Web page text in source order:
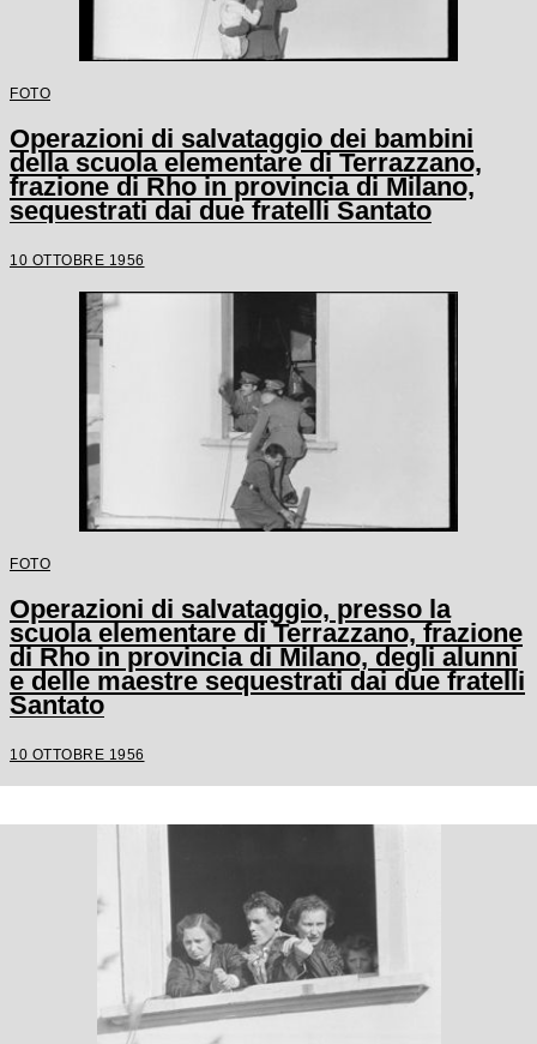
FOTO
Operazioni di salvataggio dei bambini
della scuola elementare di Terrazzano,
frazione di Rho in provincia di Milano,
sequestrati dai due fratelli Santato
10 OTTOBRE 1956
FOTO
Operazioni di salvataggio, presso la
scuola elementare di Terrazzano, frazione
di Rho in provincia di Milano, degli alunni
e delle maestre sequestrati dai due fratelli
Santato
10 OTTOBRE 1956